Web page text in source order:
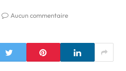
Aucun commentaire